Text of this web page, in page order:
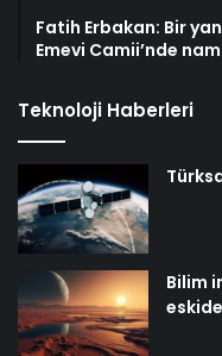
Fatih Erbakan: Bir
Emevi Camii’nde
Teknoloji Haberleri
Bilim